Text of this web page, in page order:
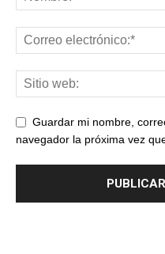
Guardar mi nombre,
navegador la próxima vez